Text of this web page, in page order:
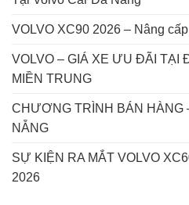
VOLVO XC90 2026 – Nâng
VOLVO – GIÁ XE ƯU ĐÃI TẠI
MIỀN TRUNG
CHƯƠNG TRÌNH BÁN HÀNG
NẴNG
SỰ KIỆN RA MẮT VOLVO
2026